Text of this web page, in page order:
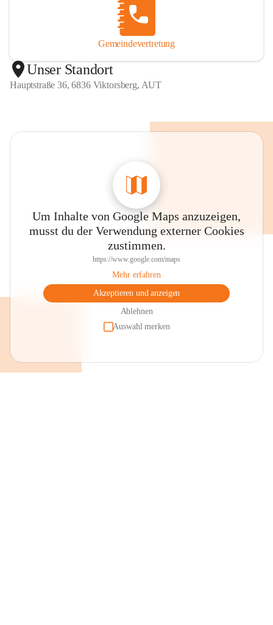
Gemeindevertretung
Unser Standort
Hauptstraße 36, 6836 Viktorsberg, AUT
Um Inhalte von Google Maps anzuzeigen,
musst du der Verwendung externer Cookies
zustimmen.
https://www.google.com/maps
Mehr erfahren
Akzeptieren und anzeigen
Ablehnen
Auswahl merken